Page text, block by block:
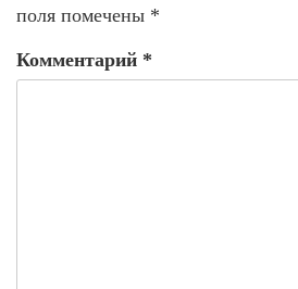
поля помечены *
Комментарий *